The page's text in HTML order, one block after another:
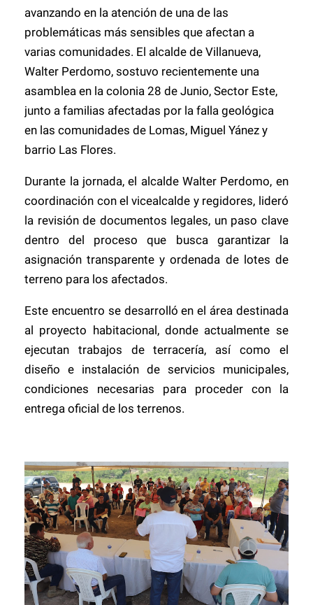
avanzando en la atención de una de las
problemáticas más sensibles que afectan a
varias comunidades. El alcalde de Villanueva,
Walter Perdomo, sostuvo recientemente una
asamblea en la colonia 28 de Junio, Sector Este,
junto a familias afectadas por la falla geológica
en las comunidades de Lomas, Miguel Yánez y
barrio Las Flores.
Durante la jornada, el alcalde Walter Perdomo, en
coordinación con el vicealcalde y regidores, lideró
la revisión de documentos legales, un paso clave
dentro del proceso que busca garantizar la
asignación transparente y ordenada de lotes de
terreno para los afectados.
Este encuentro se desarrolló en el área destinada
al proyecto habitacional, donde actualmente se
ejecutan trabajos de terracería, así como el
diseño e instalación de servicios municipales,
condiciones necesarias para proceder con la
entrega oficial de los terrenos.